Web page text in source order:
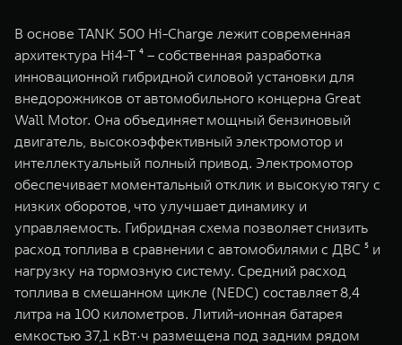
В основе TANK 500 Hi-Charge лежит современная
архитектура Hi4-T ⁴ – собственная разработка
инновационной гибридной силовой установки для
внедорожников от автомобильного концерна Great
Wall Motor. Она объединяет мощный бензиновый
двигатель, высокоэффективный электромотор и
интеллектуальный полный привод. Электромотор
обеспечивает моментальный отклик и высокую тягу с
низких оборотов, что улучшает динамику и
управляемость. Гибридная схема позволяет снизить
расход топлива в сравнении с автомобилями с ДВС ⁵ и
нагрузку на тормозную систему. Cредний расход
топлива в смешанном цикле (NEDC) составляет 8,4
литра на 100 километров. Литий-ионная батарея
емкостью 37,1 кВт·ч размещена под задним рядом